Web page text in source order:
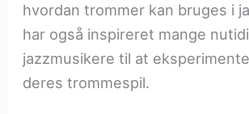
hvordan trommer kan bruges i
har også inspireret mange
jazzmusikere til at
deres trommespil.